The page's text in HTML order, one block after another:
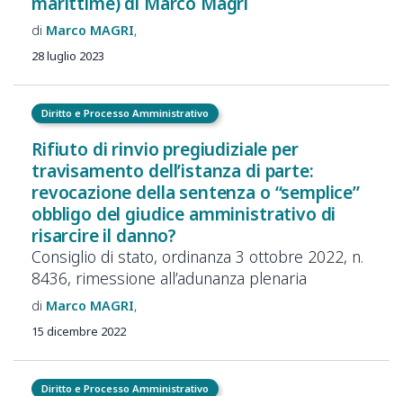
Marco MAGRI
28 luglio 2023
Diritto e Processo Amministrativo
Rifiuto di rinvio pregiudiziale per
travisamento dell’istanza di parte:
revocazione della sentenza o “semplice”
obbligo del giudice amministrativo di
risarcire il danno?
Consiglio di stato, ordinanza 3 ottobre 2022, n.
8436, rimessione all’adunanza plenaria
Marco MAGRI
15 dicembre 2022
Diritto e Processo Amministrativo